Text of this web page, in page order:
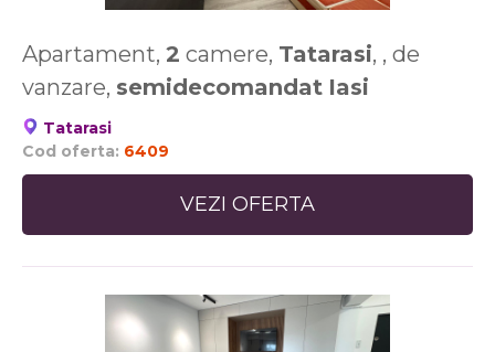
Apartament, 2 camere, Tatarasi, , de
vanzare, semidecomandat Iasi
Tatarasi
Cod oferta: 6409
VEZI OFERTA